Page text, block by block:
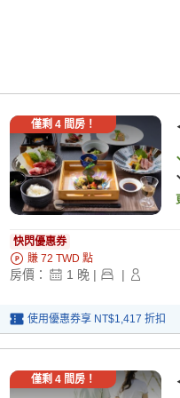
僅剩 4間房！
快閃優惠券
賺 72 TWD 點
房價： 1 晚 | |
使用優惠券享 NT$1,417 折扣
僅剩 4間房！